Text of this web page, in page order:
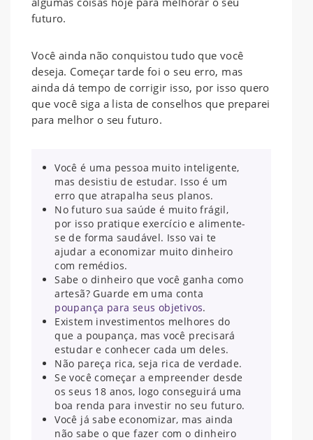
futuro.
Você ainda não conquistou tudo que você
deseja. Começar tarde foi o seu erro, mas
ainda dá tempo de corrigir isso, por isso quero
que você siga a lista de conselhos que preparei
para melhor o seu futuro.
Você é uma pessoa muito inteligente,
mas desistiu de estudar. Isso é um
erro que atrapalha seus planos.
No futuro sua saúde é muito frágil,
por isso pratique exercício e alimente-
se de forma saudável. Isso vai te
ajudar a economizar muito dinheiro
com remédios.
Sabe o dinheiro que você ganha como
artesã? Guarde em uma conta
poupança para seus objetivos.
Existem investimentos melhores do
que a poupança, mas você precisará
estudar e conhecer cada um deles.
Não pareça rica, seja rica de verdade.
Se você começar a empreender desde
os seus 18 anos, logo conseguirá uma
boa renda para investir no seu futuro.
Você já sabe economizar, mas ainda
não sabe o que fazer com o dinheiro